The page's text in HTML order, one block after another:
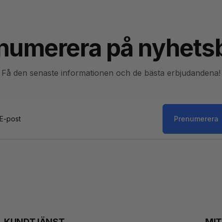
på
Få den senaste informationen och de bästa erbjudandena!
Prenumerera